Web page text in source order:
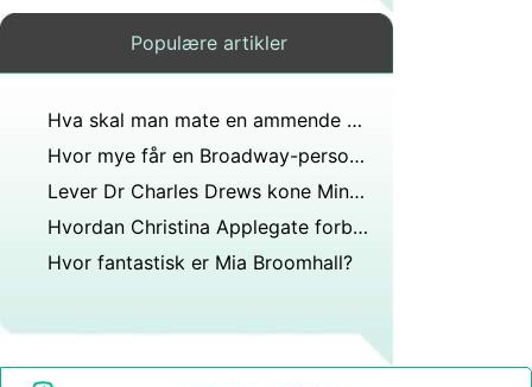
Populære artikler
Hva skal man mate en ammende ku?
Hvor mye får en Broadway-person i året?
Lever Dr Charles Drews kone Minnie Lenire Robbins fortsatt?
Hvordan Christina Applegate forblir sunn og lykkelig
Hvor fantastisk er Mia Broomhall?